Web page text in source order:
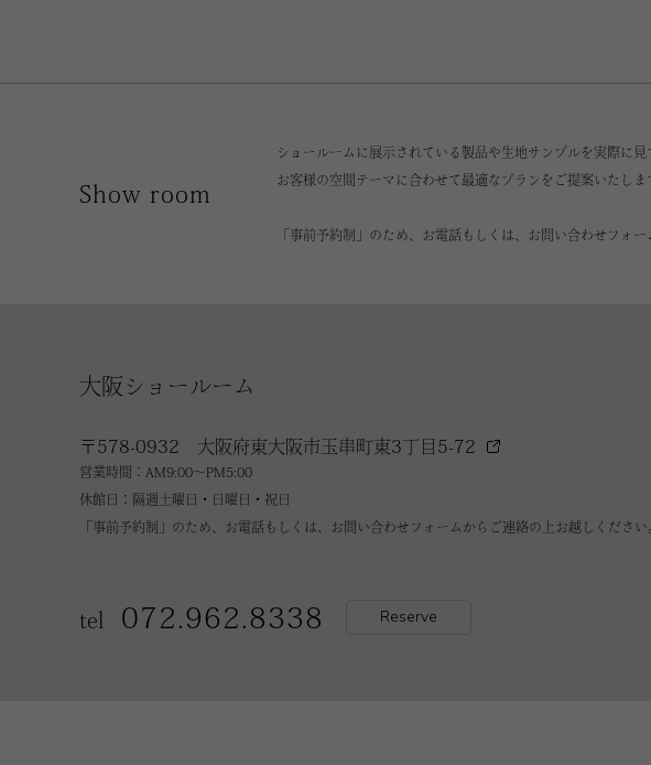
Show room
ショールームに展示されている製品や生地サンプルを実際に見
お客様の空間テーマに合わせて最適なプランをご提案いたしま
「事前予約制」のため、お電話もしくは、お問い合わせフォ
大阪ショールーム
〒578-0932 大阪府東大阪市玉串町東3丁目5-72
営業時間：AM9:00～PM5:00
休館日：隔週土曜日・日曜日・祝日
「事前予約制」のため、お電話もしくは、お問い合わせフォームからご連絡の上お越しください
tel 072.962.8338 Reserve